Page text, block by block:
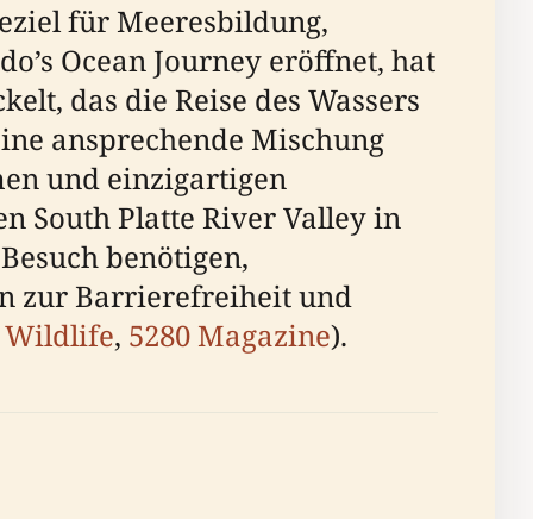
für Meeresbildung,
Ocean Journey eröffnet, hat
das die Reise des Wassers
ansprechende Mischung
und einzigartigen
South Platte River Valley in
benötigen,
zur Barrierefreiheit und
Wildlife, 5280 Magazine).